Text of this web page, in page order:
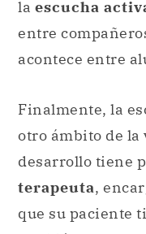
la escucha
entre
acontece entre
Finalmente, la
otro ámbito de la
desarrollo tiene
terapeuta,
que su paciente